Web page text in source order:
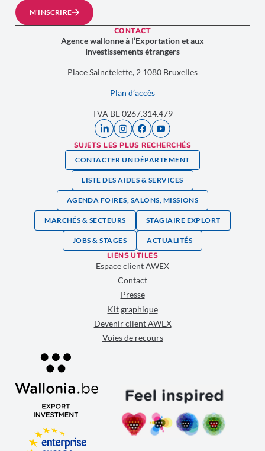
M'INSCRIRE
CONTACT
Agence wallonne à l’Exportation et aux
Investissements étrangers
Place Sainctelette, 2 1080 Bruxelles
Plan d’accès
TVA BE 0267.314.479
SUJETS LES PLUS RECHERCHÉS
CONTACTER UN DÉPARTEMENT
LISTE DES AIDES & SERVICES
AGENDA FOIRES, SALONS, MISSIONS
MARCHÉS & SECTEURS STAGIAIRE EXPLORT
JOBS & STAGES ACTUALITÉS
LIENS UTILES
Espace client AWEX
Contact
Presse
Kit graphique
Devenir client AWEX
Voies de recours